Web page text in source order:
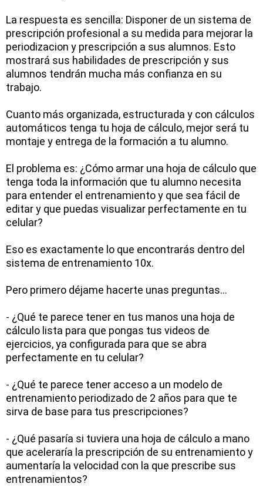
La respuesta es sencilla: Disponer de un sistema de
prescripción profesional a su medida para mejorar la
periodizacion y prescripción a sus alumnos. Esto
mostrará sus habilidades de prescripción y sus
alumnos tendrán mucha más confianza en su
trabajo.
Cuanto más organizada, estructurada y con cálculos
automáticos tenga tu hoja de cálculo, mejor será tu
montaje y entrega de la formación a tu alumno.
El problema es: ¿Cómo armar una hoja de cálculo que
tenga toda la información que tu alumno necesita
para entender el entrenamiento y que sea fácil de
editar y que puedas visualizar perfectamente en tu
celular?
Eso es exactamente lo que encontrarás dentro del
sistema de entrenamiento 10x.
Pero primero déjame hacerte unas preguntas...
- ¿Qué te parece tener en tus manos una hoja de
cálculo lista para que pongas tus videos de
ejercicios, ya configurada para que se abra
perfectamente en tu celular?
- ¿Qué te parece tener acceso a un modelo de
entrenamiento periodizado de 2 años para que te
sirva de base para tus prescripciones?
- ¿Qué pasaría si tuviera una hoja de cálculo a mano
que aceleraría la prescripción de su entrenamiento y
aumentaría la velocidad con la que prescribe sus
entrenamientos?